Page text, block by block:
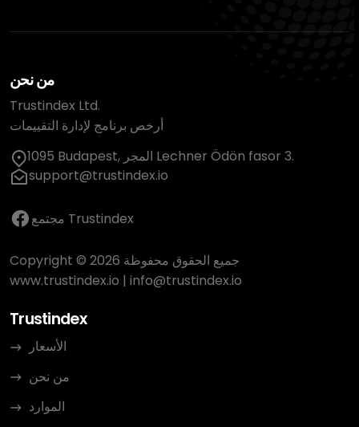
من نحن
Trustindex Ltd.
أرخص برنامج لإدارة التقييمات
1095 Budapest, المجر Lechner Ödön fasor 3.
support@trustindex.io
مجتمع Trustindex
Copyright © 2026 جميع الحقوق محفوظة
www.trustindex.io | info@trustindex.io
Trustindex
الأسعار
من نحن
الموارد